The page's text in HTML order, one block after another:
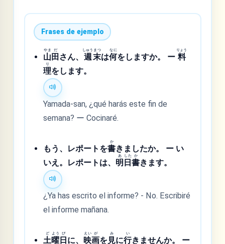
Frases de ejemplo
山
やま
田
だ
さん、 週
しゅう
末
まつ
は何
なに
をしますか。 ー 料
りょう
理
り
をします。
Yamada-san, ¿qué harás este fin de
semana? ー Cocinaré.
もう、レポートを書
か
きましたか。 ー い
いえ。レポートは、 明
あ
日
した
書
か
きます。
¿Ya has escrito el informe? - No. Escribiré
el informe mañana.
土
ど
曜
よう
日
び
に、 映
えい
画
が
を見
み
に行
い
きませんか。 ー